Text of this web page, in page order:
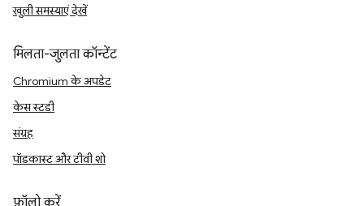
खुली समस्याएं देखें
मिलता-जुलता कॉन्टेंट
Chromium के अपडेट
केस स्टडी
संग्रह
पॉडकास्ट और टीवी शो
फ़ॉलो करें